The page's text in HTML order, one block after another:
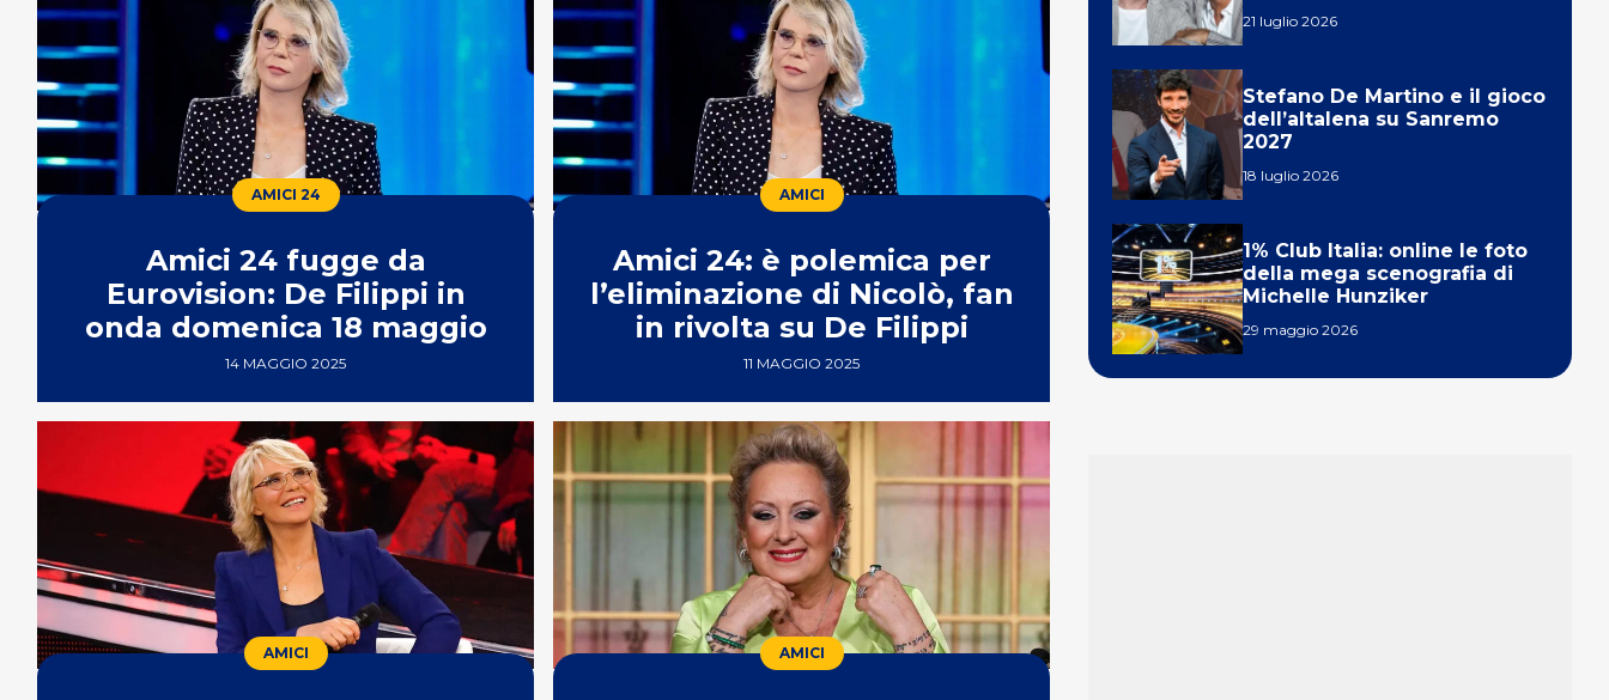
AMICI 24
Amici 24 fugge da
Eurovision: De Filippi in
onda domenica 18 maggio
14 MAGGIO 2025
AMICI
Amici 24: è polemica per
l’eliminazione di Nicolò, fan
in rivolta su De Filippi
11 MAGGIO 2025
AMICI AMICI
21 luglio 2026
Stefano De Martino e il gioco
dell’altalena su Sanremo
2027
18 luglio 2026
1% Club Italia: online le foto
della mega scenografia di
Michelle Hunziker
29 maggio 2026